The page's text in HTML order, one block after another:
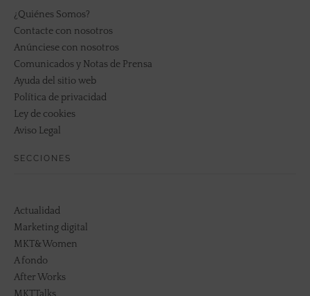
¿Quiénes Somos?
Contacte con nosotros
Anúnciese con nosotros
Comunicados y Notas de Prensa
Ayuda del sitio web
Política de privacidad
Ley de cookies
Aviso Legal
SECCIONES
Actualidad
Marketing digital
MKT&Women
A fondo
After Works
MKTTalks